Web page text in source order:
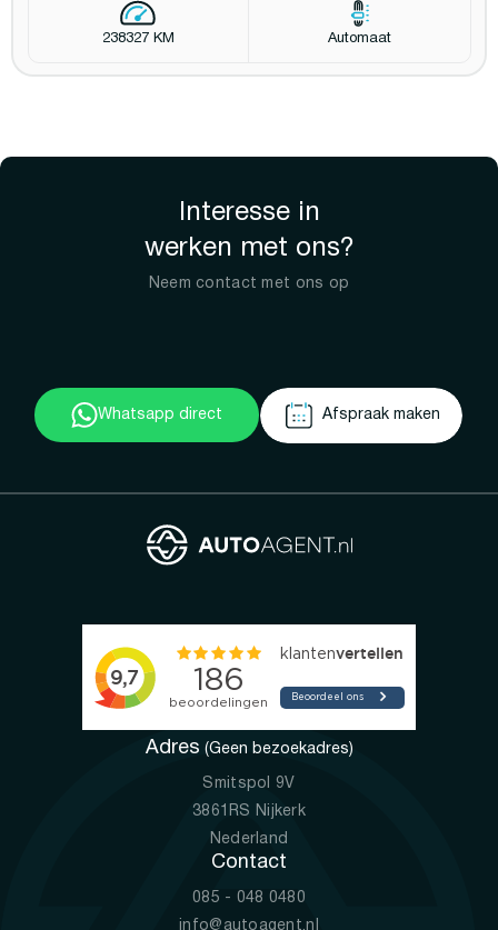
238327 KM Automaat
Interesse in
werken met ons?
Neem contact met ons op
Whatsapp direct Afspraak maken
Adres (Geen bezoekadres)
Smitspol 9V
3861RS Nijkerk
Nederland
Contact
085 - 048 0480
info@autoagent.nl